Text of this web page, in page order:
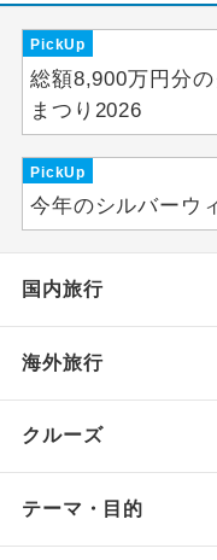
PickUp
総額8,900万円分
まつり2026
PickUp
今年のシルバーウ
国内旅行
海外旅行
クルーズ
テーマ・目的